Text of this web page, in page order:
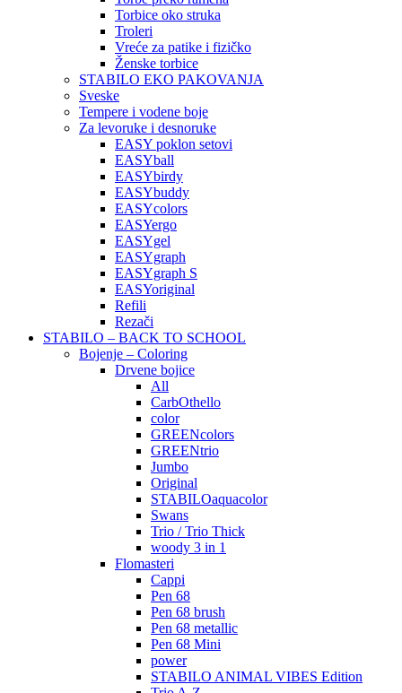
Torbice oko struka
Troleri
Vreće za patike i fizičko
Ženske torbice
STABILO EKO PAKOVANJA
Sveske
Tempere i vodene boje
Za levoruke i desnoruke
EASY poklon setovi
EASYball
EASYbirdy
EASYbuddy
EASYcolors
EASYergo
EASYgel
EASYgraph
EASYgraph S
EASYoriginal
Refili
Rezači
STABILO – BACK TO SCHOOL
Bojenje – Coloring
Drvene bojice
All
CarbOthello
color
GREENcolors
GREENtrio
Jumbo
Original
STABILOaquacolor
Swans
Trio / Trio Thick
woody 3 in 1
Flomasteri
Cappi
Pen 68
Pen 68 brush
Pen 68 metallic
Pen 68 Mini
power
STABILO ANIMAL VIBES Edition